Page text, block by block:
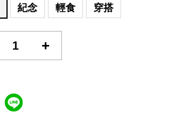
紀念 輕食 穿搭
+